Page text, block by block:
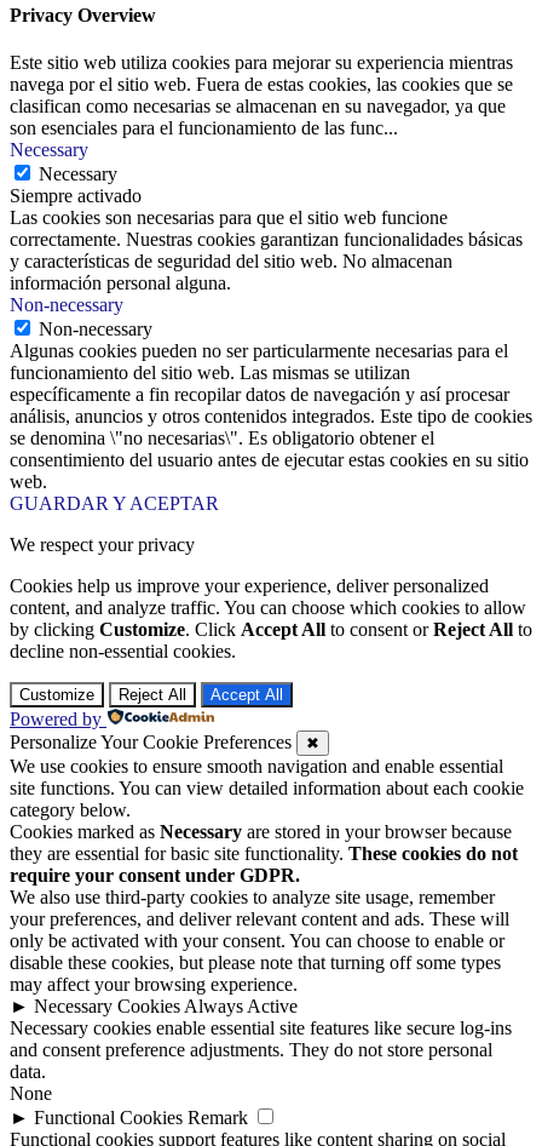
Privacy Overview
Este sitio web utiliza cookies para mejorar su experiencia mientras
navega por el sitio web. Fuera de estas cookies, las cookies que se
clasifican como necesarias se almacenan en su navegador, ya que
son esenciales para el funcionamiento de las func...
Necessary
Necessary
Siempre activado
Las cookies son necesarias para que el sitio web funcione
correctamente. Nuestras cookies garantizan funcionalidades básicas
y características de seguridad del sitio web. No almacenan
información personal alguna.
Non-necessary
Non-necessary
Algunas cookies pueden no ser particularmente necesarias para el
funcionamiento del sitio web. Las mismas se utilizan
específicamente a fin recopilar datos de navegación y así procesar
análisis, anuncios y otros contenidos integrados. Este tipo de cookies
se denomina \"no necesarias\". Es obligatorio obtener el
consentimiento del usuario antes de ejecutar estas cookies en su sitio
web.
GUARDAR Y ACEPTAR
We respect your privacy
Cookies help us improve your experience, deliver personalized
content, and analyze traffic. You can choose which cookies to allow
by clicking Customize. Click Accept All to consent orReject All to
decline non-essential cookies.
Customize Reject All Accept All
Powered by
Personalize Your Cookie Preferences
✖
We use cookies to ensure smooth navigation and enable essential
site functions. You can view detailed information about each cookie
category below.
Cookies marked as Necessary are stored in your browser because
they are essential for basic site functionality. These cookies do not
require your consent under GDPR.
We also use third-party cookies to analyze site usage, remember
your preferences, and deliver relevant content and ads. These will
only be activated with your consent. You can choose to enable or
disable these cookies, but please note that turning off some types
may affect your browsing experience.
► Necessary Cookies Always Active
Necessary cookies enable essential site features like secure log-ins
and consent preference adjustments. They do not store personal
data.
None
► Functional Cookies Remark
Functional cookies support features like content sharing on social